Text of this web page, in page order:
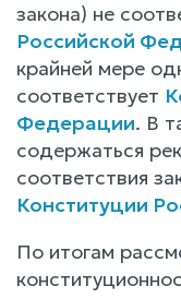
закона) не
Российской
крайней мере
соответствует
Федерации. В
содержаться
соответствия
Конституции
По итогам